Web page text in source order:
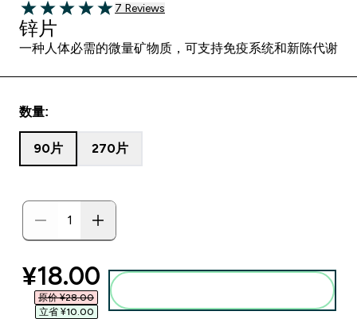
5 out of 5 stars
7 customer reviews
7 Reviews
锌片
一种人体必需的微量矿物质，可支持免疫系统和新陈代谢
数量:
90片 270片
discounted price
¥18.00‎
原价 ¥28.00‎
立省 ¥10.00‎